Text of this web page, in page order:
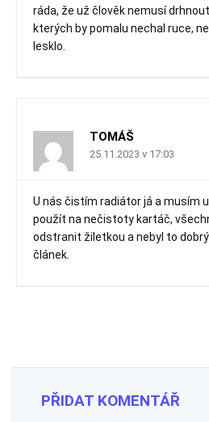
ráda, že už člověk nemusí
kterých by pomalu nechal ruce,
lesklo.
TOMÁŠ
25.11.2023 v 17:03
U nás čistím radiátor já a musím
použít na nečistoty kartáč,
odstranit žiletkou a nebyl to
článek.
PŘIDAT KOMENTÁŘ